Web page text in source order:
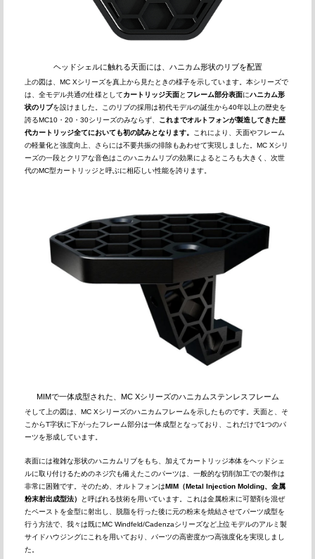
ヘッドシェルに触れる天面には、ハニカム形状のリブを配置
上の図は、MC Xシリーズを真上から見たときの様子を示しています。本シリーズで
は、全モデル共通の仕様としてカートリッジ天面と フレーム部分表面にハニカム形
状のリブを設けました。このリブの採用は初代モデルの誕生から40年以上の歴史を
誇るMC10・20・30シリーズのみならず、 これまでオルトフォンが製造してきた歴
代カートリッジ全てにおいても初の試みとなります。 これにより、天面やフレーム
の軽量化と強度向上、さらには不要共振の排除もあわせて実現しました。MC Xシリ
ーズの一段とクリアな音色はこのハニカムリブの効果によるところも大きく、次世
代のMC型カートリッジと呼ぶに相応しい性能を誇ります。
MIMで一体成型された、MC Xシリーズのハニカムステンレスフレーム
そして上の図は、MC Xシリーズのハニカムフレームを示したものです。天面と、そ
こからT字状に下がったフレーム部分は一体成型となっており、これだけで1つのパ
ーツを形成しています。
表面には複雑な形状のハニカムリブをもち、加えてカートリッジ本体をヘッドシェ
ルに取り付けるためのネジ穴も備えたこのパーツは、一般的な切削加工での製作は
非常に困難です。そのため、オルトフォンはMIM（Metal Injection Molding、金属
粉末射出成型法） と呼ばれる技術を用いています。これは金属粉末に可塑剤を混ぜ
たペーストを金型に射出し、脱脂を行った後に元の粉末を焼結させてパーツ成型を
行う方法で、我々は既にMC Windfeld/Cadenzaシリーズなど上位モデルのアルミ製
サイドハウジングにこれを用いており、パーツの高密度かつ高強度化を実現しまし
た。